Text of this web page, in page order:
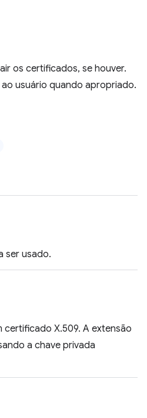
os certificados, se houver.
usuário quando apropriado.
ser usado.
certificado X.509. A extensão
a chave privada